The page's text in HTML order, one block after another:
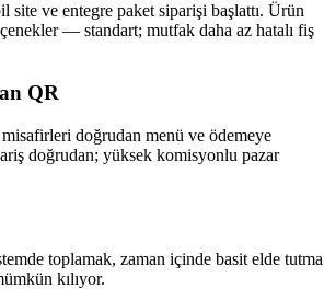
site ve entegre paket siparişi başlattı. Ürün
— standart; mutfak daha az hatalı fiş
QR
misafirleri doğrudan menü ve ödemeye
doğrudan; yüksek komisyonlu pazar
toplamak, zaman içinde basit elde tutma
kılıyor.